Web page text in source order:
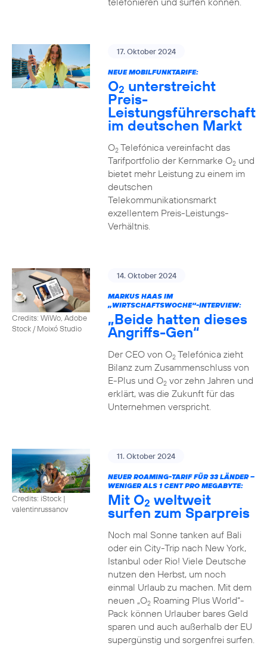
17. Oktober 2024
NEUE MOBILFUNKTARIFE:
O2 unterstreicht
Preis-
Leistungsführerschaft
im deutschen Markt
O2Telefónica vereinfacht das
Tarifportfolio der Kernmarke O2und
bietet mehr Leistung zu einem im
deutschen
Telekommunikationsmarkt
exzellentem Preis-Leistungs-
Verhältnis.
Credits: WiWo, Adobe
Stock / Moixó Studio
14. Oktober 2024
MARKUS HAAS IM
„WIRTSCHAFTSWOCHE“-INTERVIEW:
„Beide hatten dieses
Angriffs-Gen“
Der CEO von O2Telefónica zieht
Bilanz zum Zusammenschluss von
E-Plus und O2vor zehn Jahren und
erklärt, was die Zukunft für das
Unternehmen verspricht.
Credits: iStock |
valentinrussanov
11. Oktober 2024
NEUER ROAMING-TARIF FÜR 33 LÄNDER –
WENIGER ALS 1 CENT PRO MEGABYTE:
Mit O2 weltweit
surfen zum Sparpreis
Noch mal Sonne tanken auf Bali
oder ein City-Trip nach New York,
Istanbul oder Rio! Viele Deutsche
nutzen den Herbst, um noch
einmal Urlaub zu machen. Mit dem
neuen „O2Roaming Plus World“-
Pack können Urlauber bares Geld
sparen und auch außerhalb der EU
supergünstig und sorgenfrei surfen.